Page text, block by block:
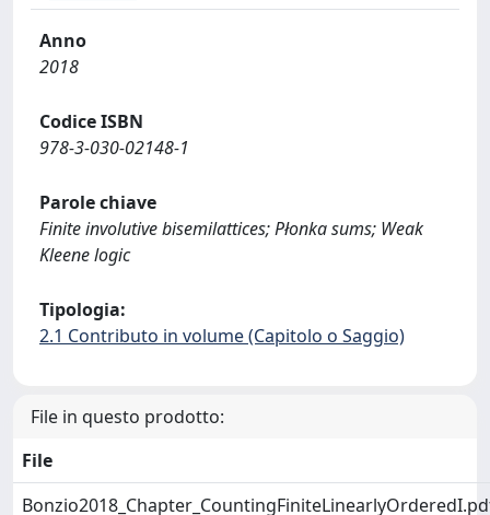
Anno
2018
Codice ISBN
978-3-030-02148-1
Parole chiave
Finite involutive bisemilattices; Płonka sums; Weak
Kleene logic
Tipologia:
2.1 Contributo in volume (Capitolo o Saggio)
File in questo prodotto:
File